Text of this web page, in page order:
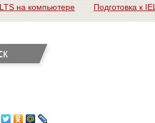
на компьютере Подготовка к